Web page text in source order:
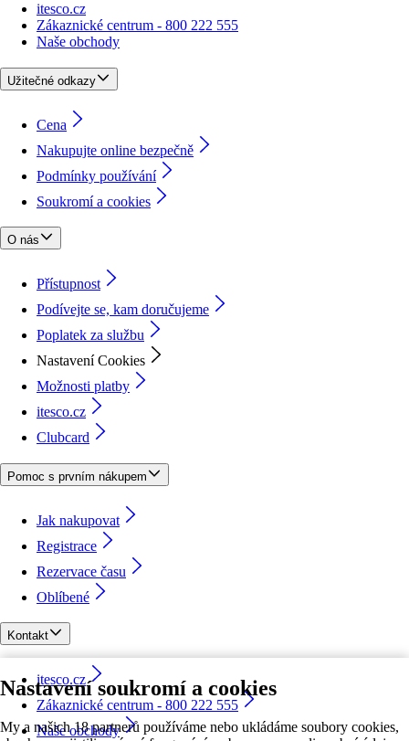
Nastavení soukromí a cookies
My a našich 18 partnerů používáme nebo ukládáme soubory cookies,
itesco.cz
Zákaznické centrum - 800 222 555
Naše obchody
Užitečné odkazy
Cena
Nakupujte online bezpečně
Podmínky používání
Soukromí a cookies
O nás
Přístupnost
Podívejte se, kam doručujeme
Poplatek za službu
Nastavení Cookies
Možnosti platby
itesco.cz
Clubcard
Pomoc s prvním nákupem
Jak nakupovat
Registrace
Rezervace času
Oblíbené
Kontakt
itesco.cz
Zákaznické centrum - 800 222 555
Naše obchody